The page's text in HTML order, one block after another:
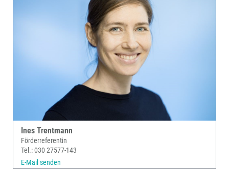
Ines Trentmann
Förderreferentin
Tel.: 030 27577-143
E-Mail senden